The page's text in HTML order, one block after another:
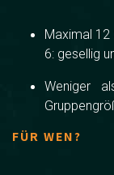
Maximal 12
6: gesellig
Weniger
FÜR WEN?